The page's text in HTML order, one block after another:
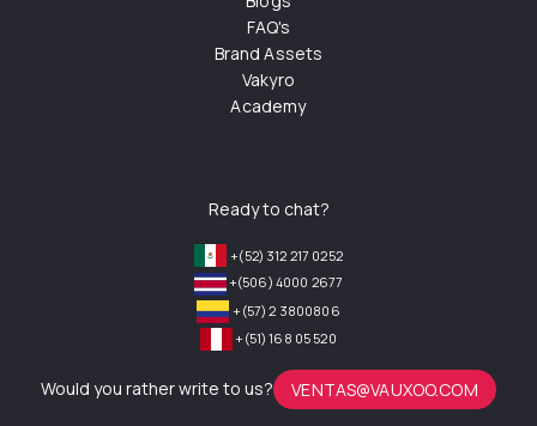
FAQ's
Brand Assets
Vakyro
Academy
Ready to chat?
+(52) 312 217 0252
+(506) 4000 2677
+(57) 2 3800806
+(51) 168 05 520
Would you rather write to us? VENTAS@VAUXOO.COM